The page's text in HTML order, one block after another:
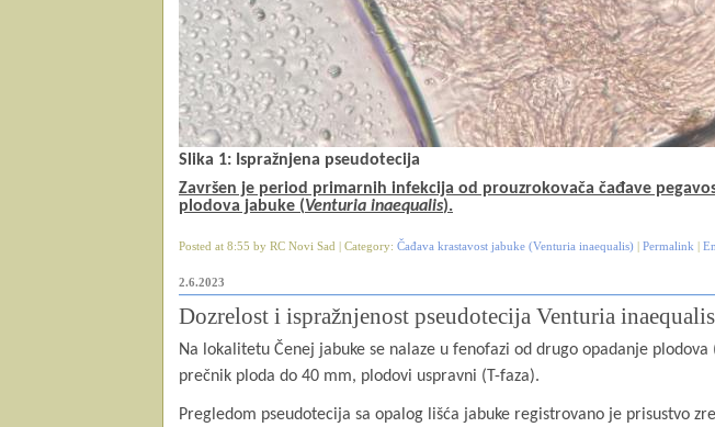
Slika 1: Ispražnjena pseudotecija
Završen je period primarnih infekcija od prouzrokovača čađave
plodova jabuke (Venturia inaequalis).
Posted at 8:55 by RC Novi Sad | Category: Čađava krastavost jabuke (Venturia inaequalis) Permalink
2.6.2023
Dozrelost i ispražnjenost pseudotecija Venturia
Na lokalitetu Čenej jabuke se nalaze u fenofazi od drugo opadanje plodova
prečnik ploda do 40 mm, plodovi uspravni (T-faza).
Pregledom pseudotecija sa opalog lišća jabuke registrovano je prisustvo